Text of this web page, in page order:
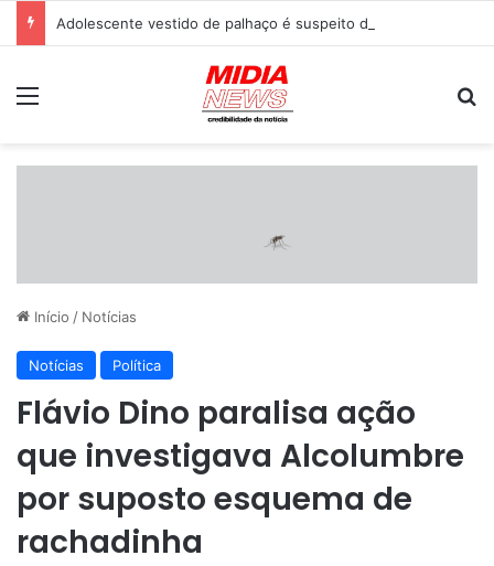
Início / Notícias
Notícias Política
Flávio Dino paralisa ação
que investigava Alcolumbre
por suposto esquema de
rachadinha